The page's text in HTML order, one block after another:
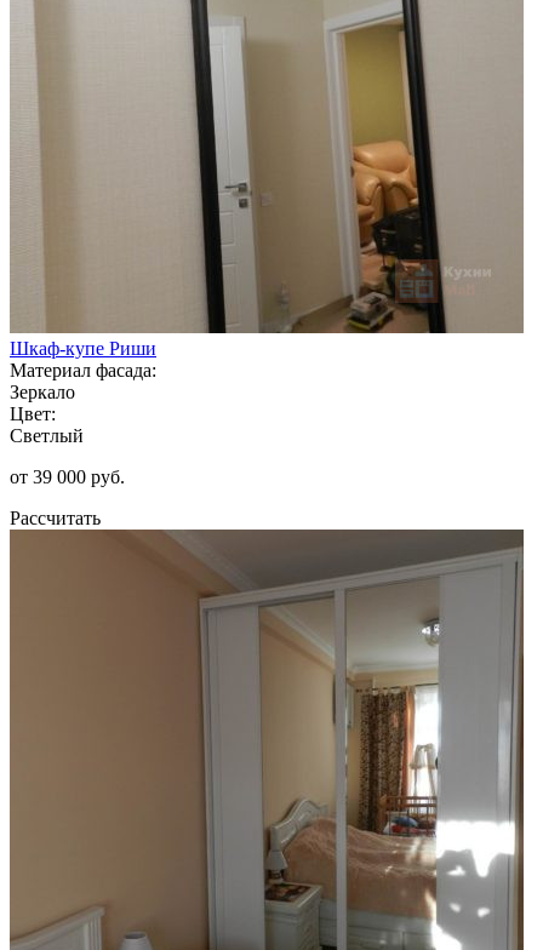
Шкаф-купе Риши
Материал фасада:
Зеркало
Цвет:
Светлый
от 39 000 руб.
Рассчитать